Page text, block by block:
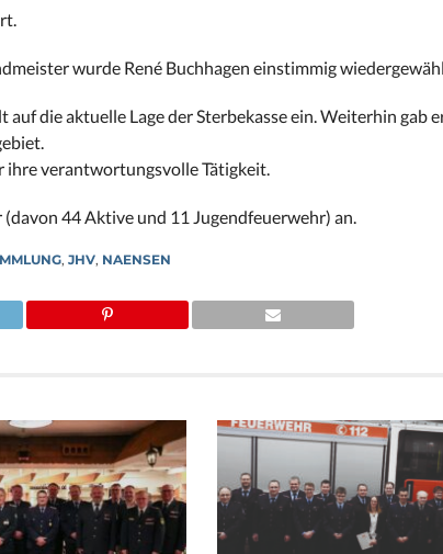
wurde René Buchhagen einstimmig
die aktuelle Lage der Sterbekasse ein. Weiterhin gab
verantwortungsvolle Tätigkeit.
44 Aktive und 11 Jugendfeuerwehr) an.
, JHV, NAENSEN